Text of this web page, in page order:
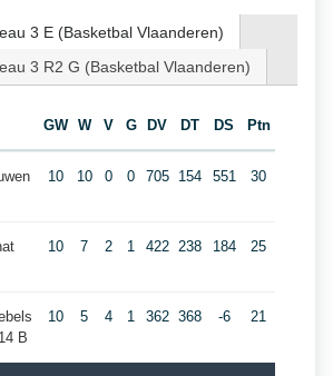
3 E (Basketbal Vlaanderen)
3 R2 G (Basketbal Vlaanderen)
GW W V G DV DT DS Ptn
10 10 0 0 705 154 551 30
10 7 2 1 422 238 184 25
B
10 5 4 1 362 368 -6 21